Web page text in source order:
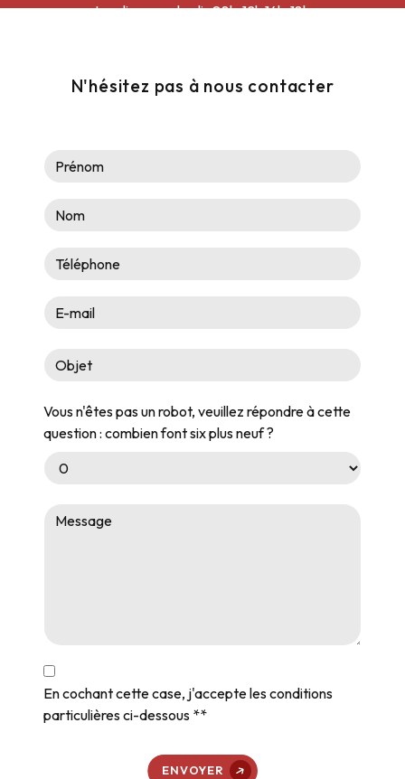
Lundi au vendredi : 08h-12h 14h-18h
N'hésitez pas à nous contacter
Vous n'êtes pas un robot, veuillez répondre à cette
question : combien font six plus neuf ?
En cochant cette case, j'accepte les conditions
particulières ci-dessous **
ENVOYER